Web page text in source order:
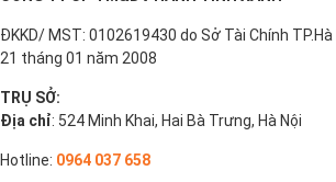
ĐKKD/ MST: 0102619430 do Sở Tài Chính
21 tháng 01 năm 2008
TRỤ SỞ:
Địa chỉ: 524 Minh Khai, Hai Bà Trưng, Hà Nội
Hotline: 0964 037 658